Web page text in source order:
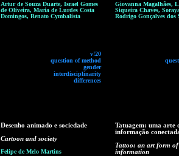
Artur de Souza Duarte, Israel Gomes
de Oliveira, Maria de Lurdes Costa
Domingos, Renato Cymbalista
v!20
question of method
gender
interdisciplinarity
differences
Giovanna Magalhães,
Siqueira Chaves,
Rodrigo Gonçalves dos
Desenho animado e sociedade
Cartoon and society
Felipe de Melo Martins
Tatuagem: uma arte
informação
Tattoo: an art form of
information